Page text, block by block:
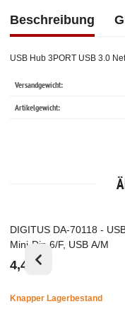
Beschreibung
USB Hub 3PORT USB 3.0
Versandgewicht:
Artikelgewicht:
Top
DIGITUS DA-70118 -
Mini-Din 6/F, USB A/M
4,47 €
Knapper Lagerbestand